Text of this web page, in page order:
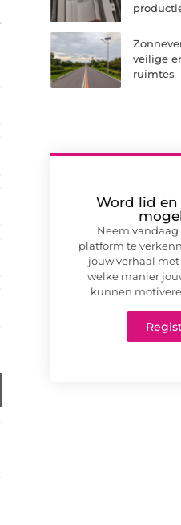
veilige
ruimtes
Word lid
Neem vandaag
platform te
jouw verhaal
welke manier
kunnen